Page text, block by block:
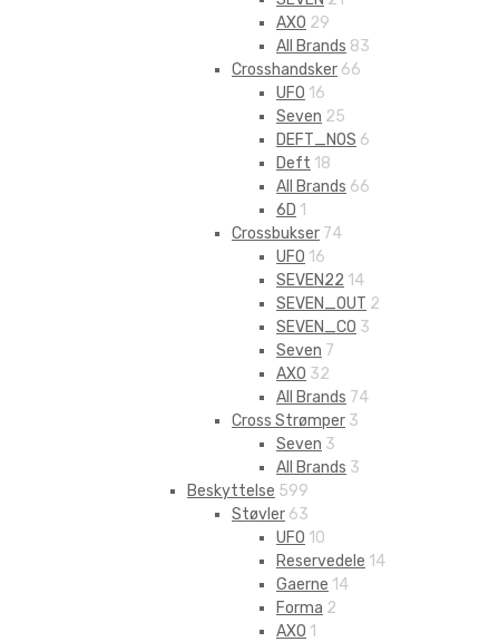
AXO 29
All Brands 83
Crosshandsker 66
UFO 16
Seven 25
DEFT_NOS 6
Deft 18
All Brands 66
6D 1
Crossbukser 74
UFO 16
SEVEN22 14
SEVEN_OUT 2
SEVEN_CO 3
Seven 7
AXO 32
All Brands 74
Cross Strømper 3
Seven 3
All Brands 3
Beskyttelse 599
Støvler 63
UFO 10
Reservedele 14
Gaerne 14
Forma 2
AXO 1